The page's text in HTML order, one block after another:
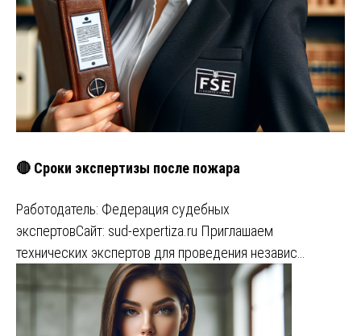
🔴 Сроки экспертизы после пожара
Работодатель: Федерация судебных
экспертовСайт: sud-expertiza.ru Приглашаем
технических экспертов для проведения независ…